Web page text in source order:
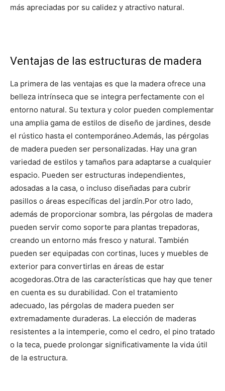
más apreciadas por su calidez y atractivo natural.
Ventajas de las estructuras de madera
La primera de las ventajas es que la madera ofrece una
belleza intrínseca que se integra perfectamente con el
entorno natural. Su textura y color pueden complementar
una amplia gama de estilos de diseño de jardines, desde
el rústico hasta el contemporáneo.Además, las pérgolas
de madera pueden ser personalizadas. Hay una gran
variedad de estilos y tamaños para adaptarse a cualquier
espacio. Pueden ser estructuras independientes,
adosadas a la casa, o incluso diseñadas para cubrir
pasillos o áreas específicas del jardín.Por otro lado,
además de proporcionar sombra, las pérgolas de madera
pueden servir como soporte para plantas trepadoras,
creando un entorno más fresco y natural. También
pueden ser equipadas con cortinas, luces y muebles de
exterior para convertirlas en áreas de estar
acogedoras.Otra de las características que hay que tener
en cuenta es su durabilidad. Con el tratamiento
adecuado, las pérgolas de madera pueden ser
extremadamente duraderas. La elección de maderas
resistentes a la intemperie, como el cedro, el pino tratado
o la teca, puede prolongar significativamente la vida útil
de la estructura.